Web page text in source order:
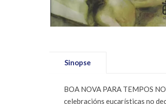
Sinopse
BOA NOVA PARA TEMPOS
celebracións eucarísticas no